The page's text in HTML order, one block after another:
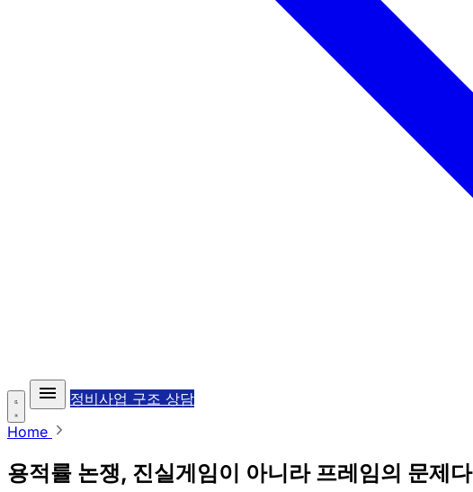
정비사업 구조 상담
Home
용적률 논쟁, 진실게임이 아니라 프레임의 문제다